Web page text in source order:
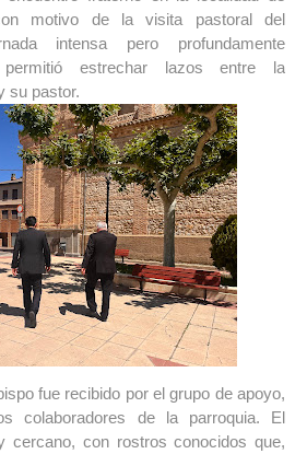
motivo de la visita pastoral del
intensa pero profundamente
permitió estrechar lazos entre la
su pastor.
fue recibido por el grupo de apoyo,
colaboradores de la parroquia. El
cercano, con rostros conocidos que,